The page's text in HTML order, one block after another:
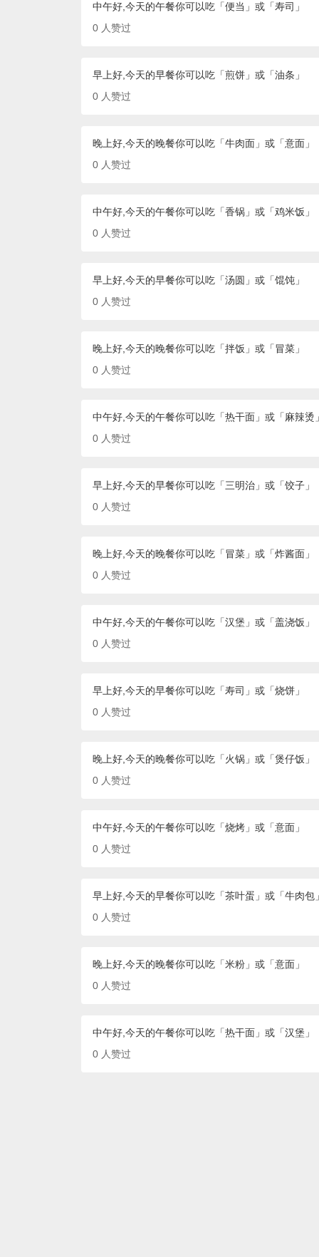
中午好,今天的午餐你可以吃「便当」或「寿司」
0 人赞过
早上好,今天的早餐你可以吃「煎饼」或「油条」
0 人赞过
晚上好,今天的晚餐你可以吃「牛肉面」或「意面」
0 人赞过
中午好,今天的午餐你可以吃「香锅」或「鸡米饭」
0 人赞过
早上好,今天的早餐你可以吃「汤圆」或「馄饨」
0 人赞过
晚上好,今天的晚餐你可以吃「拌饭」或「冒菜」
0 人赞过
中午好,今天的午餐你可以吃「热干面」或「麻辣烫
0 人赞过
早上好,今天的早餐你可以吃「三明治」或「饺子」
0 人赞过
晚上好,今天的晚餐你可以吃「冒菜」或「炸酱面」
0 人赞过
中午好,今天的午餐你可以吃「汉堡」或「盖浇饭」
0 人赞过
早上好,今天的早餐你可以吃「寿司」或「烧饼」
0 人赞过
晚上好,今天的晚餐你可以吃「火锅」或「煲仔饭」
0 人赞过
中午好,今天的午餐你可以吃「烧烤」或「意面」
0 人赞过
早上好,今天的早餐你可以吃「茶叶蛋」或「牛肉包
0 人赞过
晚上好,今天的晚餐你可以吃「米粉」或「意面」
0 人赞过
中午好,今天的午餐你可以吃「热干面」或「汉堡」
0 人赞过